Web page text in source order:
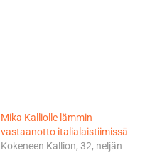
Mika Kalliolle lämmin
vastaanotto italialaistiimissä
Kokeneen Kallion, 32, neljän